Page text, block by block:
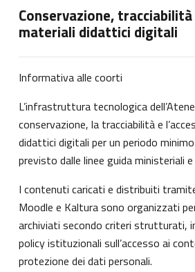
Conservazione,
materiali didattici digitali
Informativa alle coorti
L’infrastruttura tecnologica
conservazione, la tracciabilità e
didattici digitali per un periodo
previsto dalle linee guida ministeriali e
I contenuti caricati e distribuiti
Moodle e Kaltura sono organizzati
archiviati secondo criteri strutturati,
policy istituzionali sull’accesso ai
protezione dei dati personali.